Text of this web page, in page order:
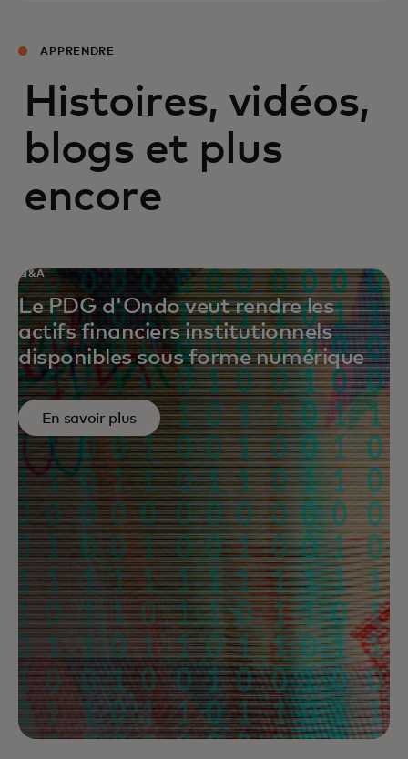
APPRENDRE
Histoires, vidéos,
blogs et plus
encore
Q&A
Le PDG d'Ondo veut rendre les
actifs financiers institutionnels
disponibles sous forme numérique
En savoir plus